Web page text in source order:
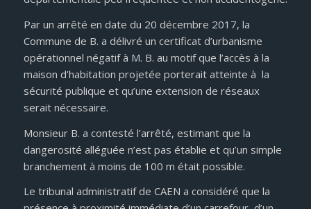
Par un arrêté en date du 20 décembre 2017, la
Commune de B. a délivré un certificat d’urbanisme
opérationnel négatif à M. B. au motif que l’accès à la
maison d’habitation projetée porterait atteinte à la
sécurité publique et qu’une extension de réseaux
serait nécessaire.
Monsieur B. a contesté l’arrêté, estimant que la
dangerosité alléguée n’est pas établie et qu’un simple
branchement à moins de 100 m était possible.
Le tribunal administratif de CAEN a considéré que la